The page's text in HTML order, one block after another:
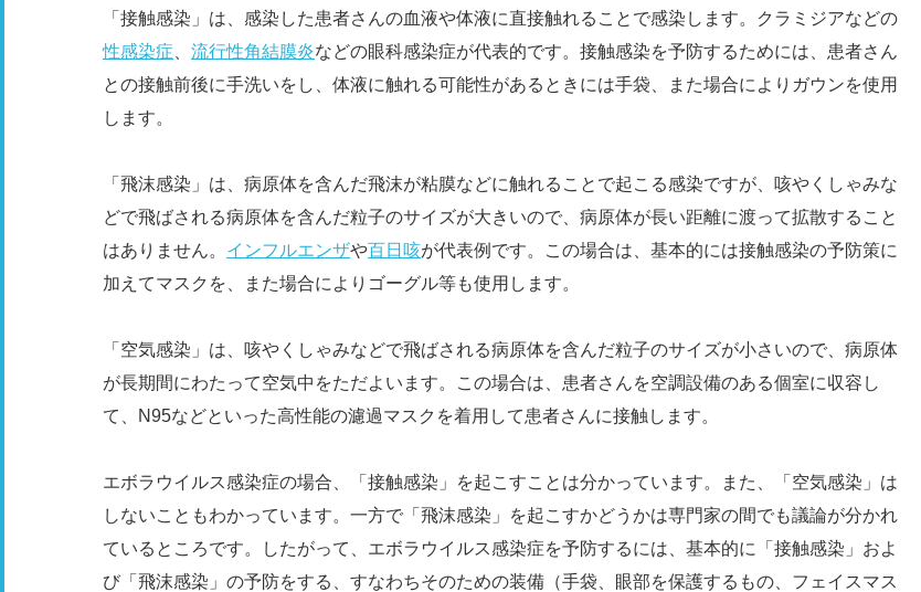
「接触感染」は、感染した患者さんの血液や体液に直接触れることで感染します。クラミジアなどの
性感染症
流行性角結膜炎などの眼科感染症が代表的です。接触感染を予防するためには、患者さん
との接触前後に手洗いをし、体液に触れる可能性があるときには手袋、また場合によりガウンを使用
します。
「飛沫感染」は、病原体を含んだ飛沫が粘膜などに触れることで起こる感染ですが、咳やくしゃみな
どで飛ばされる病原体を含んだ粒子のサイズが大きいので、病原体が長い距離に渡って拡散すること
はありません。 インフルエンザや百日咳が代表例です。この場合は、基本的には接触感染の予防策に
加えてマスクを、また場合によりゴーグル等も使用します。
「空気感染」は、咳やくしゃみなどで飛ばされる病原体を含んだ粒子のサイズが小さいので、病原体
が長期間にわたって空気中をただよいます。この場合は、患者さんを空調設備のある個室に収容し
て、N95などといった高性能の濾過マスクを着用して患者さんに接触します。
エボラウイルス感染症の場合、「接触感染」を起こすことは分かっています。また、「空気感染」は
しないこともわかっています。一方で「飛沫感染」を起こすかどうかは専門家の間でも議論が分かれ
ているところです。したがって、エボラウイルス感染症を予防するには、基本的に「接触感染」およ
び「飛沫感染」の予防をする、すなわちそのための装備（手袋、眼部を保護するもの、フェイスマス